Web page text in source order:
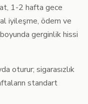
1-2 hafta gece
iyileşme, ödem ve
gerginlik hissi
oturur; sigarasızlık
standart